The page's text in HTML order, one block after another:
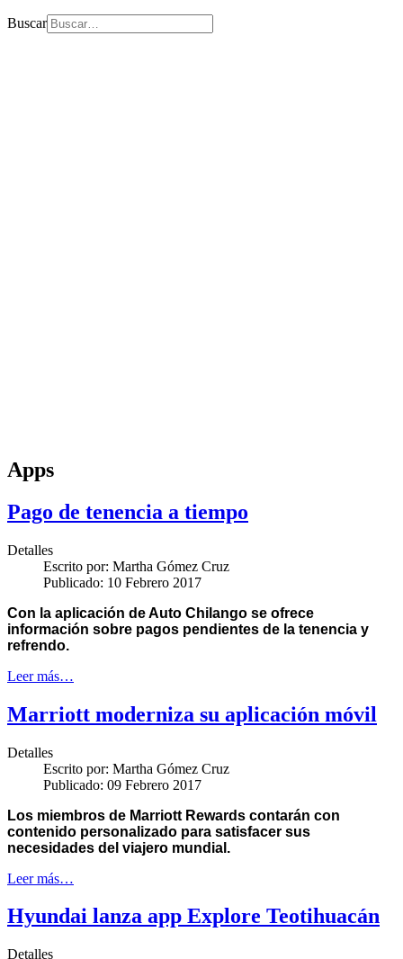
Buscar
Apps
Pago de tenencia a tiempo
Detalles
Escrito por: Martha Gómez Cruz
Publicado: 10 Febrero 2017
Con la aplicación de Auto Chilango se ofrece
información sobre pagos pendientes de la tenencia y
refrendo.
Leer más…
Marriott moderniza su aplicación móvil
Detalles
Escrito por: Martha Gómez Cruz
Publicado: 09 Febrero 2017
Los miembros de Marriott Rewards contarán con
contenido personalizado para satisfacer sus
necesidades del viajero mundial.
Leer más…
Hyundai lanza app Explore Teotihuacán
Detalles